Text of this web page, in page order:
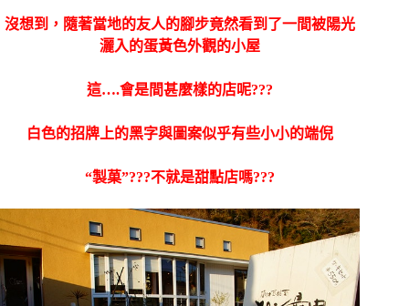
沒想到，隨著當地的友人的腳步竟然看到了一間被陽光
灑入的蛋黃色外觀的小屋
這….會是間甚麼樣的店呢???
白色的招牌上的黑字與圖案似乎有些小小的端倪
“製菓”???不就是甜點店嗎???